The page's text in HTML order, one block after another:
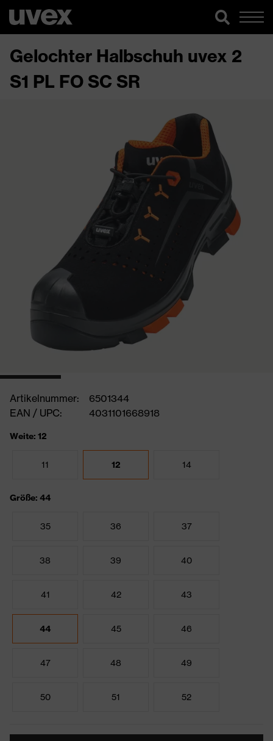
Gelochter Halbschuh uvex 2
S1 PL FO SC SR
Artikelnummer:
6501344
EAN / UPC:
4031101668918
Weite: 12
11 12 14
Größe: 44
35 36 37
38 39 40
41 42 43
44 45 46
47 48 49
50 51 52